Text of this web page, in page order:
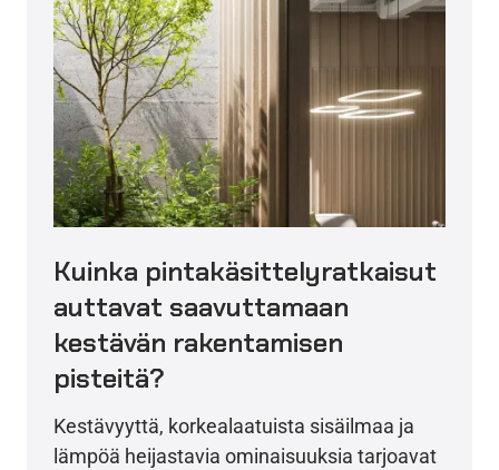
Kuinka pintakäsittelyratkaisut
auttavat saavuttamaan
kestävän rakentamisen
pisteitä?
Kestävyyttä, korkealaatuista sisäilmaa ja
lämpöä heijastavia ominaisuuksia tarjoavat